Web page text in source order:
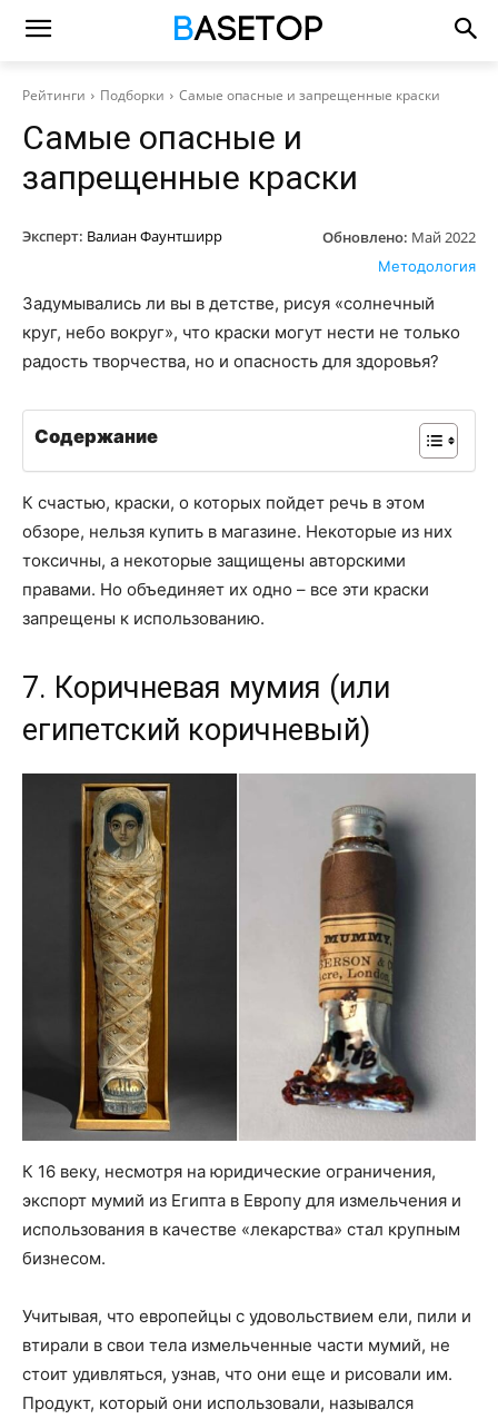
Рейтинги Подборки Самые опасные и запрещенные краски
Самые опасные и
запрещенные краски
Эксперт: Валиан Фаунтширр Обновлено: Май 2022
Методология
Задумывались ли вы в детстве, рисуя «солнечный
круг, небо вокруг», что краски могут нести не только
радость творчества, но и опасность для здоровья?
Содержание
К счастью, краски, о которых пойдет речь в этом
обзоре, нельзя купить в магазине. Некоторые из них
токсичны, а некоторые защищены авторскими
правами. Но объединяет их одно – все эти краски
запрещены к использованию.
7. Коричневая мумия (или
египетский коричневый)
К 16 веку, несмотря на юридические ограничения,
экспорт мумий из Египта в Европу для измельчения и
использования в качестве «лекарства» стал крупным
бизнесом.
Учитывая, что европейцы с удовольствием ели, пили и
втирали в свои тела измельченные части мумий, не
стоит удивляться, узнав, что они еще и рисовали им.
Продукт, который они использовали, назывался